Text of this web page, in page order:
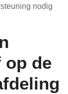
nodig
op de